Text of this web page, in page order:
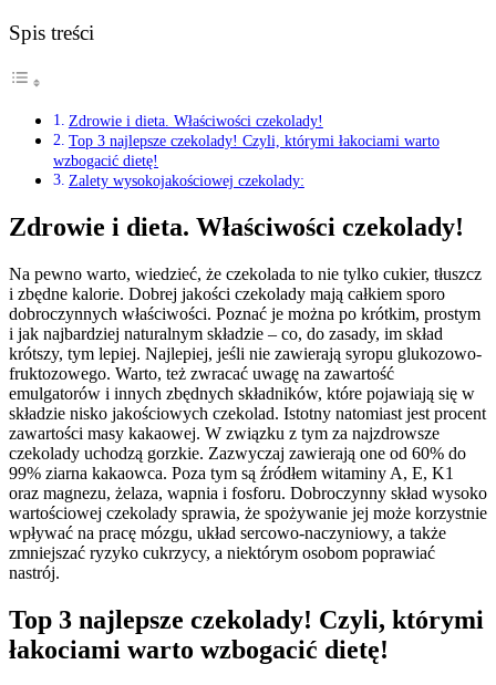
Spis treści
Zdrowie i dieta. Właściwości czekolady!
Top 3 najlepsze czekolady! Czyli, którymi łakociami warto
wzbogacić dietę!
Zalety wysokojakościowej czekolady:
Zdrowie i dieta. Właściwości czekolady!
Na pewno warto, wiedzieć, że czekolada to nie tylko cukier, tłuszcz
i zbędne kalorie. Dobrej jakości czekolady mają całkiem sporo
dobroczynnych właściwości. Poznać je można po krótkim, prostym
i jak najbardziej naturalnym składzie – co, do zasady, im skład
krótszy, tym lepiej. Najlepiej, jeśli nie zawierają syropu glukozowo-
fruktozowego. Warto, też zwracać uwagę na zawartość
emulgatorów i innych zbędnych składników, które pojawiają się w
składzie nisko jakościowych czekolad. Istotny natomiast jest procent
zawartości masy kakaowej. W związku z tym za najzdrowsze
czekolady uchodzą gorzkie. Zazwyczaj zawierają one od 60% do
99% ziarna kakaowca. Poza tym są źródłem witaminy A, E, K1
oraz magnezu, żelaza, wapnia i fosforu. Dobroczynny skład wysoko
wartościowej czekolady sprawia, że spożywanie jej może korzystnie
wpływać na pracę mózgu, układ sercowo-naczyniowy, a także
zmniejszać ryzyko cukrzycy, a niektórym osobom poprawiać
nastrój.
Top 3 najlepsze czekolady! Czyli, którymi
łakociami warto wzbogacić dietę!